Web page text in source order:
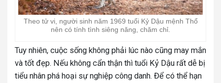
Theo tử vi, người sinh năm 1969 tuổi Kỷ Dậu mệnh Thổ
nên có tính tình siêng năng, chăm chỉ.
Tuy nhiên, cuộc sống không phải lúc nào cũng may mắn
và tốt đẹp. Nếu không cẩn thận thì tuổi Kỷ Dậu rất dễ bị
tiểu nhân phá hoại sự nghiệp công danh. Để có thể hạn